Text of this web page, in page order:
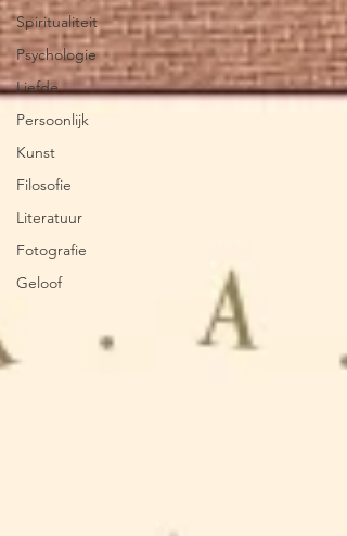
Spiritualiteit
Psychologie
Liefde
Persoonlijk
Kunst
Filosofie
Literatuur
Fotografie
Geloof